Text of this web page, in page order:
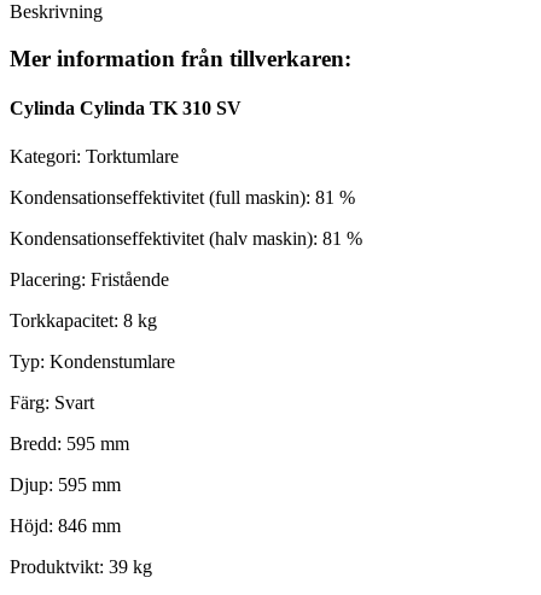
Beskrivning
Mer information från tillverkaren:
Cylinda Cylinda TK 310 SV
Kategori: Torktumlare
Kondensationseffektivitet (full maskin): 81 %
Kondensationseffektivitet (halv maskin): 81 %
Placering: Fristående
Torkkapacitet: 8 kg
Typ: Kondenstumlare
Färg: Svart
Bredd: 595 mm
Djup: 595 mm
Höjd: 846 mm
Produktvikt: 39 kg